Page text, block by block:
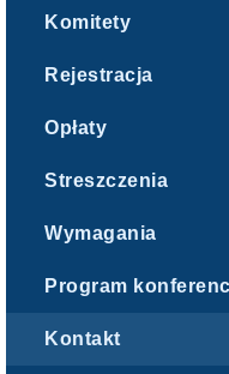
Komitety
Rejestracja
Opłaty
Streszczenia
Wymagania
Program
Kontakt